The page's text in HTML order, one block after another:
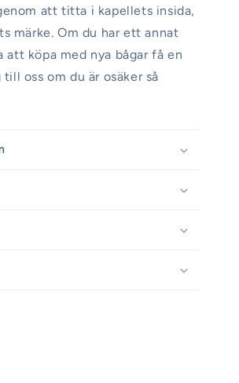
att titta i kapellets insida,
märke. Om du har ett annat
köpa med nya bågar få en
oss om du är osäker så